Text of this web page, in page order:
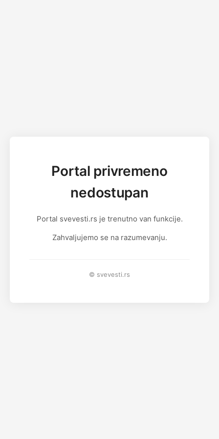
Portal privremeno
nedostupan
Portal svevesti.rs je trenutno van funkcije.
Zahvaljujemo se na razumevanju.
© svevesti.rs